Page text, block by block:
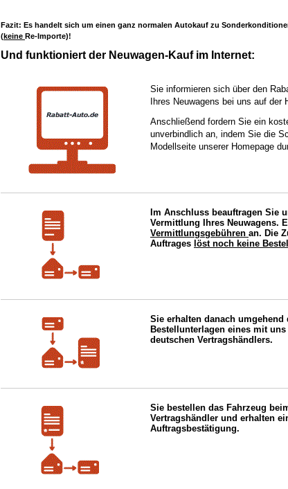
Fazit: Es handelt sich um einen ganz normalen Autokauf zu
(keine Re-Importe)!
Und funktioniert der Neuwagen-Kauf im Internet:
Sie informieren sich über den
Ihres Neuwagens bei uns auf der
Anschließend fordern Sie ein
unverbindlich an, indem Sie die
Modellseite unserer Homepage
Im Anschluss beauftragen Sie
Vermittlung Ihres Neuwagens.
Vermittlungsgebühren an. Die
Auftrages löst noch keine
Sie erhalten danach umgehend
Bestellunterlagen eines mit
deutschen Vertragshändlers.
Sie bestellen das Fahrzeug
Vertragshändler und erhalten
Auftragsbestätigung.